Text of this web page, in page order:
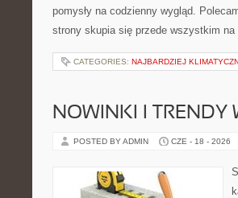
pomysły na codzienny wygląd.
strony skupia się przede wszystkim
CATEGORIES: NAJBARDZIEJ
NOWINKI I
POSTED BY ADMIN CZE - 18 - 2026